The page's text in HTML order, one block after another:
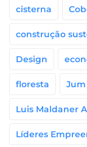
cisterna
construção
Design
floresta
Luis Maldaner
Líderes